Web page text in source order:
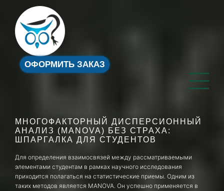
ОФОРМИТЬ ЗАКАЗ
МНОГОФАКТОРНЫЙ ДИСПЕРСИОННЫЙ
АНАЛИЗ (MANOVA) БЕЗ СТРАХА:
ШПАРГАЛКА ДЛЯ СТУДЕНТОВ
Для определения взаимосвязей между рассматриваемыми
элементами студентам в рамках научного исследования
приходится полагаться на статистические приемы. Одним из
таких методов является MANOVA. Он успешно применяется в